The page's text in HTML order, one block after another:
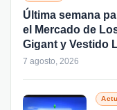
Última semana
el Mercado de
Gigant y Vestido
7 agosto, 2026